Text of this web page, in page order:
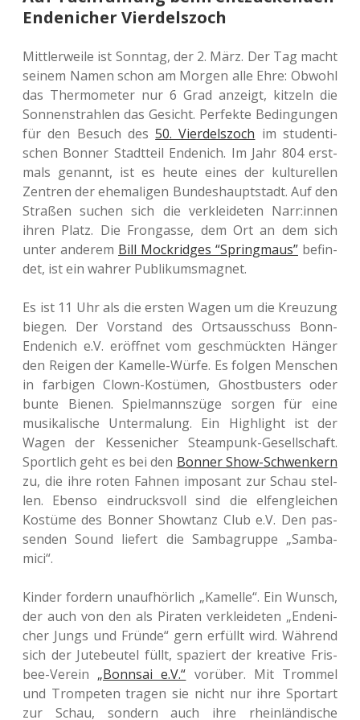
Endenicher Vierdelszoch
Mitt­ler­wei­le ist Sonn­tag, der 2. März. Der Tag macht
seinem Namen schon am Morgen alle Ehre: Obwohl
das Ther­mo­me­ter nur 6 Grad anzeigt, kit­zeln die
Son­nen­strah­len das Gesicht. Per­fek­te Bedin­gun­gen
für den Besuch des50. Vier­dels­zoch im stu­den­ti­
schen Bonner Stadt­teil Ende­nich. Im Jahr 804 erst­
mals genannt, ist es heute eines der kul­tu­rel­len
Zen­tren der ehe­ma­li­gen Bun­des­haupt­stadt. Auf den
Stra­ßen suchen sich die ver­klei­de­ten Narr:innen
ihren Platz. Die Fron­gas­se, dem Ort an dem sich
unter ande­rem Bill Mock­rid­ges “Spring­maus” befin­
det, ist ein wahrer Publikumsmagnet.
Es ist 11 Uhr als die ersten Wagen um die Kreu­zung
biegen. Der Vor­stand des Orts­aus­schuss Bonn-
Ende­nich e.V. eröff­net vom geschmück­ten Hänger
den Reigen der Kamel­le-Würfe. Es folgen Men­schen
in far­bi­gen Clown-Kos­tü­men, Ghost­bus­ters oder
bunte Bienen. Spiel­manns­zü­ge sorgen für eine
musi­ka­li­sche Unter­ma­lung. Ein High­light ist der
Wagen der Kes­se­ni­cher Steam­punk-Gesell­schaft.
Sport­lich geht es bei den Bonner Show-Schwen­kern
zu, die ihre roten Fahnen impo­sant zur Schau stel­
len. Ebenso ein­drucks­voll sind die elfen­glei­chen
Kos­tü­me des Bonner Show­tanz Club e.V. Den pas­
sen­den Sound lie­fert die Sam­ba­grup­pe „Samba­
mici“.
Kinder for­dern unauf­hör­lich „Kamel­le“. Ein Wunsch,
der auch von den als Pira­ten ver­klei­de­ten „Ende­ni­
cher Jungs und Fründe“ gern erfüllt wird. Wäh­rend
sich der Jute­beu­tel füllt, spa­ziert der krea­ti­ve Fris­
bee-Verein„Bonn­sai e.V.“ vor­über. Mit Trom­mel
und Trom­pe­ten tragen sie nicht nur ihre Sport­art
zur Schau, son­dern auch ihre rhein­län­di­sche